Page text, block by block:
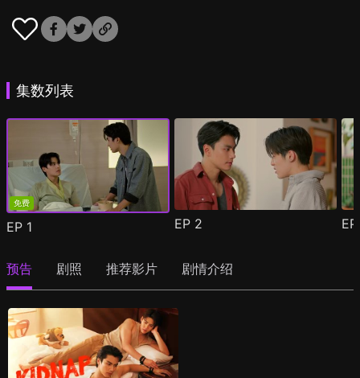
集数列表
免费
EP 1 EP 2
预告 剧照 推荐影片 剧情介绍